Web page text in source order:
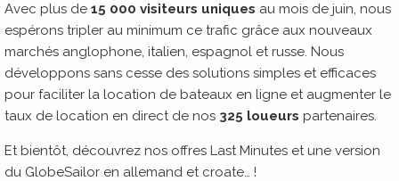
Avec plus de 15 000 visiteurs uniques au mois de juin, nous
espérons tripler au minimum ce trafic grâce aux nouveaux
marchés anglophone, italien, espagnol et russe. Nous
développons sans cesse des solutions simples et efficaces
pour faciliter la location de bateaux en ligne et augmenter le
taux de location en direct de nos 325 loueurs partenaires.
Et bientôt, découvrez nos offres Last Minutes et une version
du GlobeSailor en allemand et croate… !